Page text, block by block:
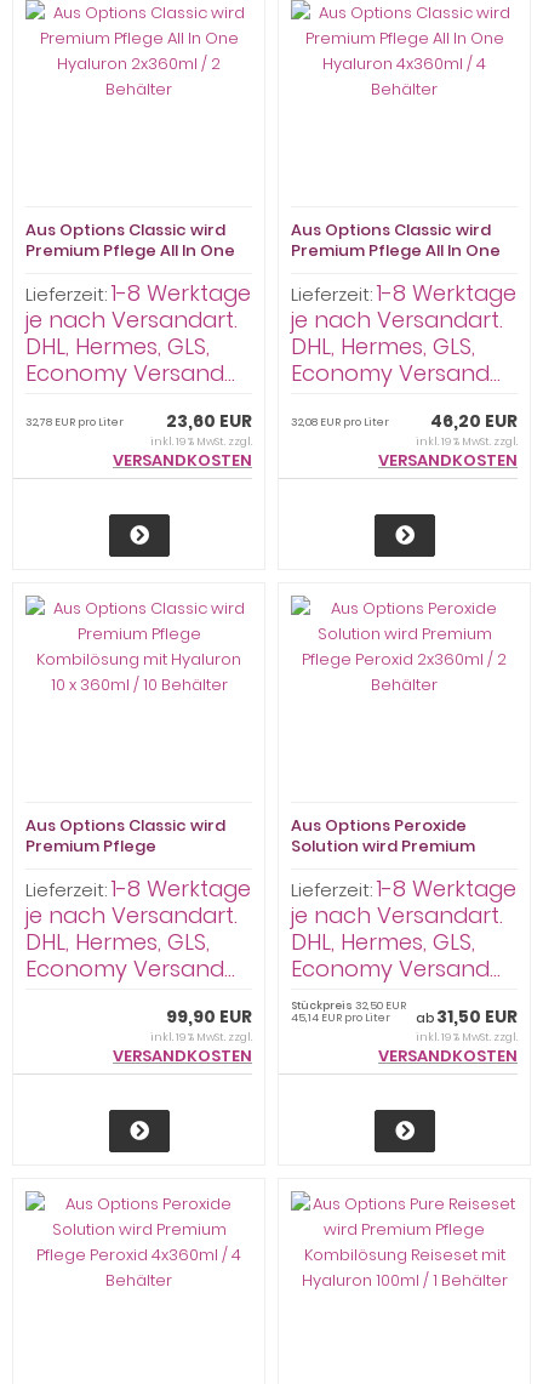
Aus Options Classic wird
Premium Pflege All In One
Behälter
Lieferzeit:1-8 Werktage
je nach Versandart.
DHL, Hermes, GLS,
Economy Versand...
23,60 EUR
32,78 EUR pro Liter
inkl. 19 % MwSt. zzgl.
VERSANDKOSTEN
Aus Options Classic wird
Premium Pflege All In One
Behälter
Lieferzeit:1-8 Werktage
je nach Versandart.
DHL, Hermes, GLS,
Economy Versand...
46,20 EUR
32,08 EUR pro Liter
inkl. 19 % MwSt. zzgl.
VERSANDKOSTEN
Aus Options Classic wird
Premium Pflege
10 x 360ml / 10 Behälter
Lieferzeit:1-8 Werktage
je nach Versandart.
DHL, Hermes, GLS,
Economy Versand...
99,90 EUR
inkl. 19 % MwSt. zzgl.
VERSANDKOSTEN
Aus Options Peroxide
Solution wird Premium
Behälter
Lieferzeit:1-8 Werktage
je nach Versandart.
DHL, Hermes, GLS,
Economy Versand...
ab 31,50 EUR
Stückpreis 32,50 EUR
45,14 EUR pro Liter
inkl. 19 % MwSt. zzgl.
VERSANDKOSTEN